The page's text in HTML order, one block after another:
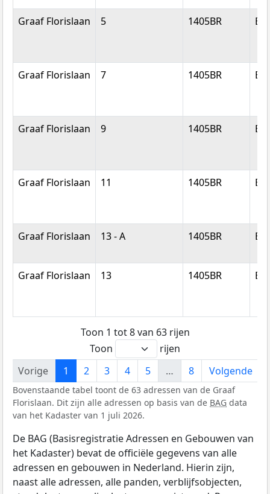
Graaf Florislaan 5 1405BR
Graaf Florislaan 7 1405BR
Graaf Florislaan 9 1405BR
Graaf Florislaan 11 1405BR
Graaf Florislaan 13 - A 1405BR
Graaf Florislaan 13 1405BR
Toon 1 tot 8 van 63 rijen
Toon
rijen
Vorige
1 2 3 4 5 … 8 Volgende
Bovenstaande tabel toont de 63 adressen van de Graaf
Florislaan. Dit zijn alle adressen op basis van de BAG data
van het Kadaster van 1 juli 2026.
De BAG (Basisregistratie Adressen en Gebouwen van
het Kadaster) bevat de officiële gegevens van alle
adressen en gebouwen in Nederland. Hierin zijn,
naast alle adressen, alle panden, verblijfsobjecten,